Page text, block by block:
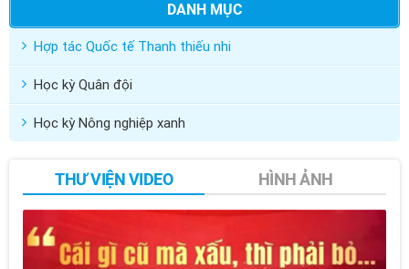
DANH MỤC
Hợp tác Quốc tế Thanh thiếu nhi
Học kỳ Quân đội
Học kỳ Nông nghiệp xanh
THƯ VIỆN VIDEO HÌNH ẢNH